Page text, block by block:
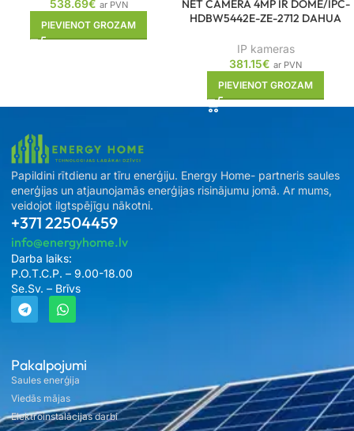
538.69€ ar PVN
PIEVIENOT GROZAM
NET CAMERA 4MP IR DOME/IPC-
HDBW5442E-ZE-2712 DAHUA
IP kameras
381.15€ ar PVN
PIEVIENOT GROZAM
Pakalpojumi
Saules enerģija
Viedās mājas
Elektroinstalācijas darbi
Papildini rītdienu ar tīru enerģiju. Energy Home- partneris saules
enerģijas un atjaunojamās enerģijas risinājumu jomā. Ar mums,
veidojot ilgtspējīgu nākotni.
+371 22504459
info@energyhome.lv
Darba laiks:
P.O.T.C.P. – 9.00-18.00
Se.Sv. – Brīvs